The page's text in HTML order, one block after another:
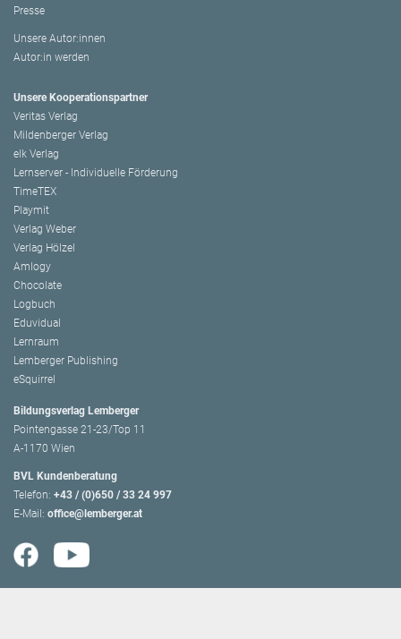
Presse
Unsere Autor:innen
Autor:in werden
Unsere Kooperationspartner
Veritas Verlag
Mildenberger Verlag
elk Verlag
Lernserver - Individuelle Förderung
TimeTEX
Playmit
Verlag Weber
Verlag Hölzel
Amlogy
Chocolate
Logbuch
Eduvidual
Lernraum
Lemberger Publishing
eSquirrel
Bildungsverlag Lemberger
Pointengasse 21-23/Top 11
A-1170 Wien
BVL Kundenberatung
Telefon: +43 / (0)650 / 33 24 997
E-Mail: office@lemberger.at